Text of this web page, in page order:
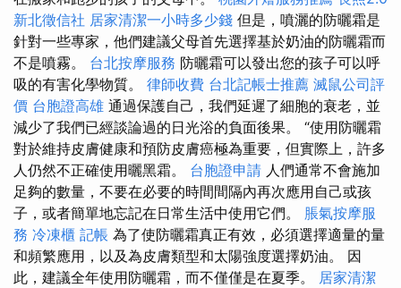
新北徵信社 居家清潔一小時多少錢 但是，噴灑的防曬霜是
針對一些專家，他們建議父母首先選擇基於奶油的防曬霜而
不是噴霧。 台北按摩服務 防曬霜可以發出您的孩子可以呼
吸的有害化學物質。 律師收費 台北記帳士推薦 滅鼠公司評
價 台胞證高雄 通過保護自己，我們延遲了細胞的衰老，並
減少了我們已經談論過的日光浴的負面後果。 “使用防曬霜
對於維持皮膚健康和預防皮膚癌極為重要，但實際上，許多
人仍然不正確使用曬黑霜。 台胞證申請 人們通常不會施加
足夠的數量，不要在必要的時間間隔內再次應用自己或孩
子，或者簡單地忘記在日常生活中使用它們。 脹氣按摩服
務 冷凍櫃 記帳 為了使防曬霜真正有效，必須選擇適量的量
和頻繁應用，以及為皮膚類型和太陽強度選擇奶油。 因
此，建議全年使用防曬霜，而不僅僅是在夏季。 居家清潔